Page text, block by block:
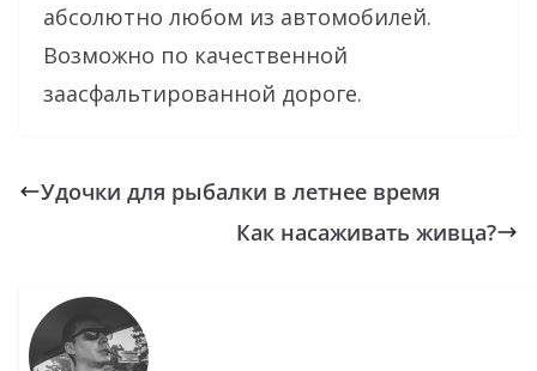
абсолютно любом из автомобилей.
Возможно по качественной
заасфальтированной дороге.
Удочки для рыбалки в летнее время
Как насаживать живца?